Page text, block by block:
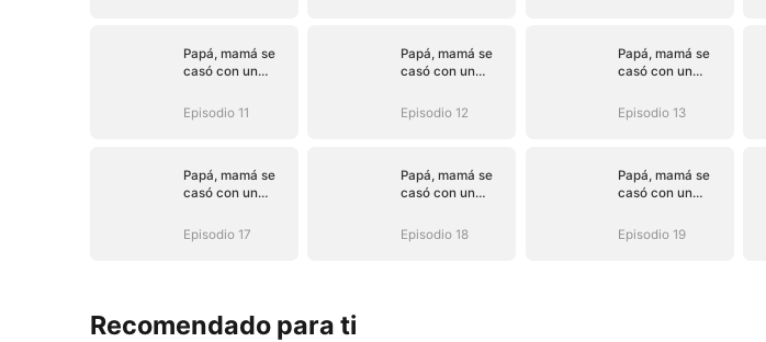
Papá, mamá se
casó con un
(Doblado)
Episodio 11
Papá, mamá se
casó con un
(Doblado)
Episodio 12
Papá, mamá se
casó con un
(Doblado)
Episodio 13
Papá, mamá se
casó con un
(Doblado)
Episodio 17
Papá, mamá se
casó con un
(Doblado)
Episodio 18
Papá, mamá se
casó con un
(Doblado)
Episodio 19
Recomendado para ti